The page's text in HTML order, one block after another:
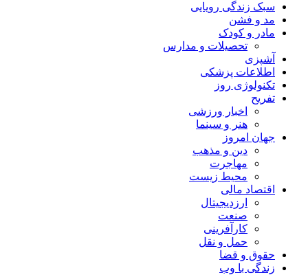
سبک زندگی رویایی
مد و فشن
مادر و کودک
تحصیلات و مدارس
آشپزی
اطلاعات پزشکی
تکنولوژی روز
تفریح
اخبار ورزشی
هنر و سینما
جهان امروز
دین و مذهب
مهاجرت
محیط زیست
اقتصاد مالی
ارزدیجیتال
صنعت
کارآفرینی
حمل و نقل
حقوق و قضا
زندگی با وب